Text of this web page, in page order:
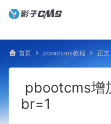
首页 pbootcms教程 正文
pbootcms增
br=1